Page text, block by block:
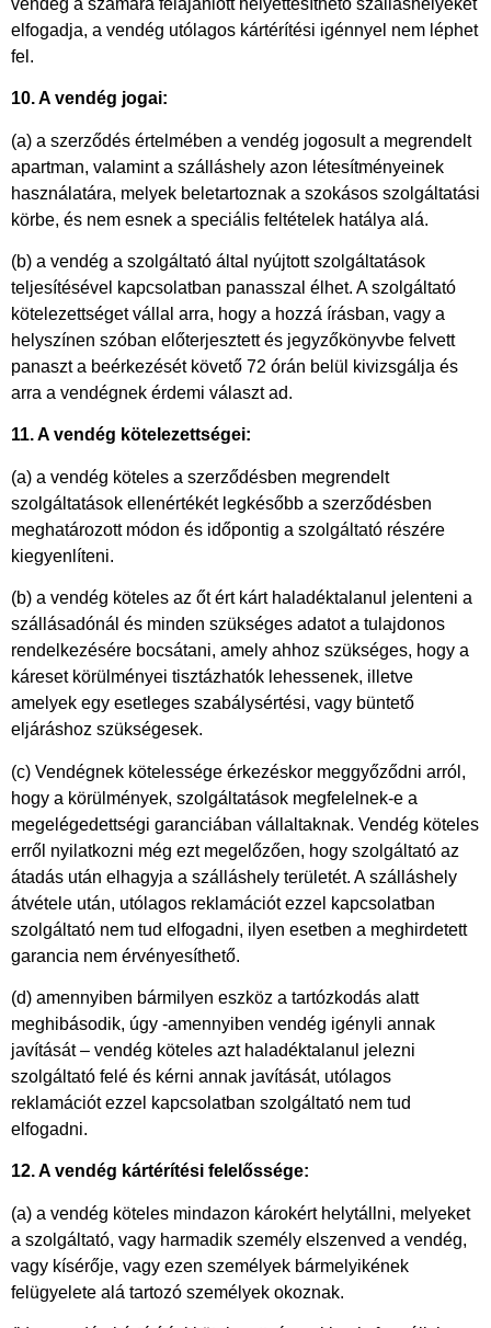
elfogadja, a vendég utólagos kártérítési igénnyel nem léphet
fel.
10. A vendég jogai:
(a) a szerződés értelmében a vendég jogosult a megrendelt
apartman, valamint a szálláshely azon létesítményeinek
használatára, melyek beletartoznak a szokásos szolgáltatási
körbe, és nem esnek a speciális feltételek hatálya alá.
(b) a vendég a szolgáltató által nyújtott szolgáltatások
teljesítésével kapcsolatban panasszal élhet. A szolgáltató
kötelezettséget vállal arra, hogy a hozzá írásban, vagy a
helyszínen szóban előterjesztett és jegyzőkönyvbe felvett
panaszt a beérkezését követő 72 órán belül kivizsgálja és
arra a vendégnek érdemi választ ad.
11. A vendég kötelezettségei:
(a) a vendég köteles a szerződésben megrendelt
szolgáltatások ellenértékét legkésőbb a szerződésben
meghatározott módon és időpontig a szolgáltató részére
kiegyenlíteni.
(b) a vendég köteles az őt ért kárt haladéktalanul jelenteni a
szállásadónál és minden szükséges adatot a tulajdonos
rendelkezésére bocsátani, amely ahhoz szükséges, hogy a
káreset körülményei tisztázhatók lehessenek, illetve
amelyek egy esetleges szabálysértési, vagy büntető
eljáráshoz szükségesek.
(c) Vendégnek kötelessége érkezéskor meggyőződni arról,
hogy a körülmények, szolgáltatások megfelelnek-e a
megelégedettségi garanciában vállaltaknak. Vendég köteles
erről nyilatkozni még ezt megelőzően, hogy szolgáltató az
átadás után elhagyja a szálláshely területét. A szálláshely
átvétele után, utólagos reklamációt ezzel kapcsolatban
szolgáltató nem tud elfogadni, ilyen esetben a meghirdetett
garancia nem érvényesíthető.
(d) amennyiben bármilyen eszköz a tartózkodás alatt
meghibásodik, úgy -amennyiben vendég igényli annak
javítását – vendég köteles azt haladéktalanul jelezni
szolgáltató felé és kérni annak javítását, utólagos
reklamációt ezzel kapcsolatban szolgáltató nem tud
elfogadni.
12. A vendég kártérítési felelőssége:
(a) a vendég köteles mindazon károkért helytállni, melyeket
a szolgáltató, vagy harmadik személy elszenved a vendég,
vagy kísérője, vagy ezen személyek bármelyikének
felügyelete alá tartozó személyek okoznak.